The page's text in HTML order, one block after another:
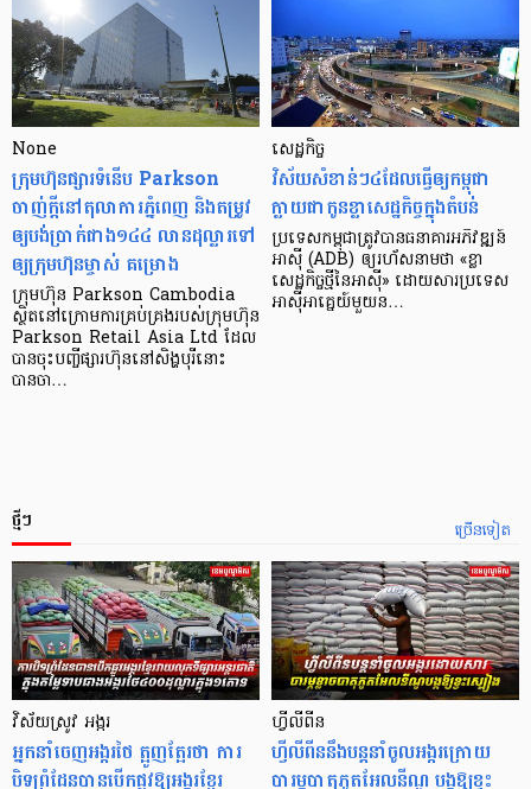
None
ក្រុមហ៊ុនផ្សារទំនើប Parkson
ចាញ់ក្ដីនៅតុលាការភ្នំពេញ និងតម្រូវ
ឲ្យបង់ប្រាក់ជាង១៤៤ លានដុល្លារទៅ
ឲ្យក្រុមហ៊ុនម្ចាស់ គម្រោង
ក្រុមហ៊ុន Parkson Cambodia
ស្ថិតនៅក្រោមការគ្រប់គ្រងរបស់ក្រុមហ៊ុន
Parkson Retail Asia Ltd ដែល
បានចុះបញ្ចីផ្សារហ៊ុននៅសិង្ហបុរីនោះ
បានចា…
សេដ្ឋកិច្ច​
វិស័យ​សំខាន់ៗ​៤​ដែល​ធ្វើ​ឲ្យ​កម្ពុជា​
ក្លាយ​ជា​កូន​ខ្លា​សេដ្ឋកិច្ច​ក្នុង​តំបន់
ប្រទេស​កម្ពុជា​ត្រូវ​បាន​ធនាគារ​អភិវឌ្ឍន៍​
អាស៊ី (ADB) ឲ្យ​រហ័ស​នាមថា «ខ្លា​
សេដ្ឋកិច្ច​ថ្មី​នៃ​អាស៊ី» ដោយសារ​ប្រទេស​
អាស៊ី​អាគ្នេយ៍​មួយ​ន…
ច្រើនទៀត
ថ្មីៗ
វិស័យស្រូវ អង្ករ
អ្នកនាំចេញអង្ករថៃ ត្អូញត្អែរថា ការ
បិទព្រំដែនបានបើកផ្លូវឱ្យអង្ករខ្មែរ
ហ្វីលីពីន
ហ្វីលីពីននឹងបន្តនាំចូលអង្ករក្រោយ
បារម្ភបាតុភូតអែលនីណូ បង្កឱ្យខ្វះ